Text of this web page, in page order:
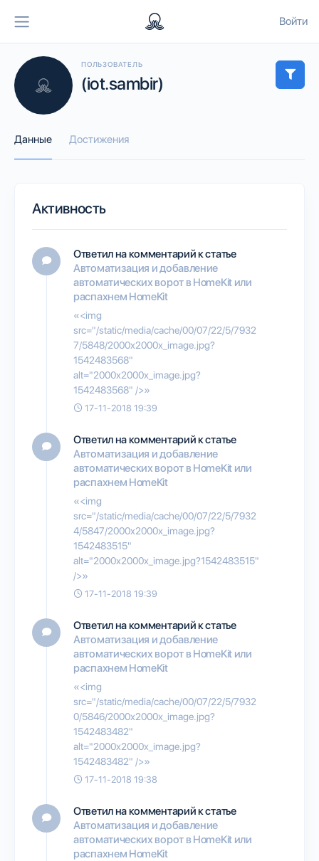
Войти
ПОЛЬЗОВАТЕЛЬ
(iot.sambir)
Данные Достижения
Активность
Ответил на комментарий к статье
Автоматизация и добавление
автоматических ворот в HomeKit или
распахнем HomeKit
«<img
src="/static/media/cache/00/07/22/5/7932
7/5848/2000x2000x_image.jpg?
1542483568"
alt="2000x2000x_image.jpg?
1542483568" />»
17-11-2018 19:39
Ответил на комментарий к статье
Автоматизация и добавление
автоматических ворот в HomeKit или
распахнем HomeKit
«<img
src="/static/media/cache/00/07/22/5/7932
4/5847/2000x2000x_image.jpg?
1542483515"
alt="2000x2000x_image.jpg?1542483515"
/>»
17-11-2018 19:39
Ответил на комментарий к статье
Автоматизация и добавление
автоматических ворот в HomeKit или
распахнем HomeKit
«<img
src="/static/media/cache/00/07/22/5/7932
0/5846/2000x2000x_image.jpg?
1542483482"
alt="2000x2000x_image.jpg?
1542483482" />»
17-11-2018 19:38
Ответил на комментарий к статье
Автоматизация и добавление
автоматических ворот в HomeKit или
распахнем HomeKit